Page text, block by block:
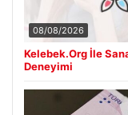
08/08/2026
Kelebek.Org İle
Deneyimi